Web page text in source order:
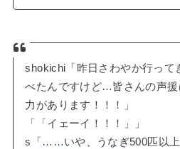
shokichi「昨日さわやか行って
べたんですけど…皆さんの声
力があります！！！」
「「イェーイ！！！」」
s「……いや、うなぎ500匹以